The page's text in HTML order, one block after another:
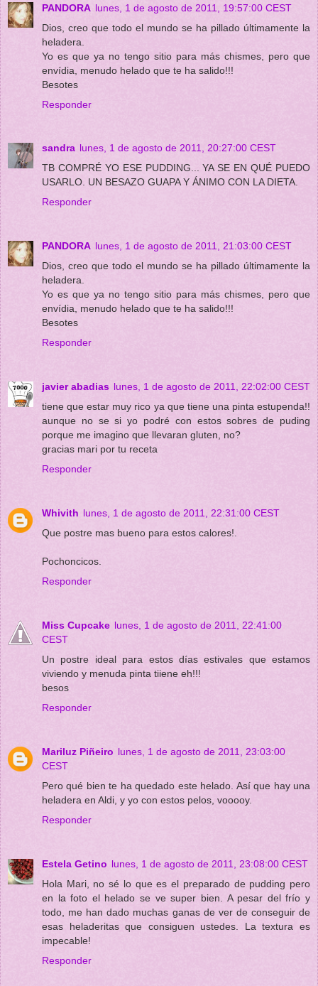
PANDORA lunes, 1 de agosto de 2011, 19:57:00 CEST
Dios, creo que todo el mundo se ha pillado últimamente la
heladera.
Yo es que ya no tengo sitio para más chismes, pero que
envídia, menudo helado que te ha salido!!!
Besotes
Responder
sandra lunes, 1 de agosto de 2011, 20:27:00 CEST
TB COMPRÉ YO ESE PUDDING... YA SE EN QUÉ PUEDO
USARLO. UN BESAZO GUAPA Y ÁNIMO CON LA DIETA.
Responder
PANDORA lunes, 1 de agosto de 2011, 21:03:00 CEST
Dios, creo que todo el mundo se ha pillado últimamente la
heladera.
Yo es que ya no tengo sitio para más chismes, pero que
envídia, menudo helado que te ha salido!!!
Besotes
Responder
javier abadias lunes, 1 de agosto de 2011, 22:02:00 CEST
tiene que estar muy rico ya que tiene una pinta estupenda!!
aunque no se si yo podré con estos sobres de puding
porque me imagino que llevaran gluten, no?
gracias mari por tu receta
Responder
Whivith lunes, 1 de agosto de 2011, 22:31:00 CEST
Que postre mas bueno para estos calores!.
Pochoncicos.
Responder
Miss Cupcake lunes, 1 de agosto de 2011, 22:41:00
CEST
Un postre ideal para estos días estivales que estamos
viviendo y menuda pinta tiiene eh!!!
besos
Responder
Mariluz Piñeiro lunes, 1 de agosto de 2011, 23:03:00
CEST
Pero qué bien te ha quedado este helado. Así que hay una
heladera en Aldi, y yo con estos pelos, vooooy.
Responder
Estela Getino lunes, 1 de agosto de 2011, 23:08:00 CEST
Hola Mari, no sé lo que es el preparado de pudding pero
en la foto el helado se ve super bien. A pesar del frío y
todo, me han dado muchas ganas de ver de conseguir de
esas heladeritas que consiguen ustedes. La textura es
impecable!
Responder